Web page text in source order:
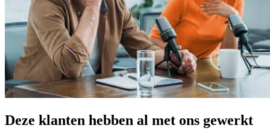
Deze klanten hebben al met ons gewerkt